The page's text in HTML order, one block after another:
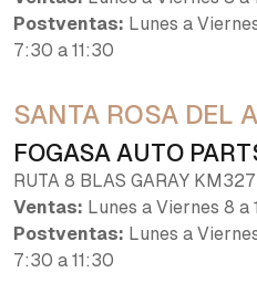
Postventas: Lunes a
7:30 a 11:30
SANTA ROSA DEL
FOGASA AUTO
RUTA 8 BLAS GARAY KM327
Ventas: Lunes a Viernes 8 a
Postventas: Lunes a
7:30 a 11:30